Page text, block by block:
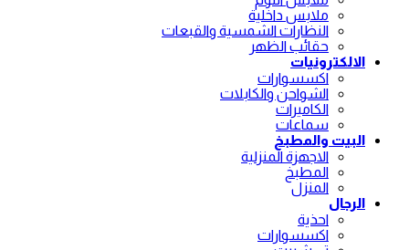
ملابس داخلية
النظارات الشمسية والقبعات
حقائب الظهر
الالكترونيات
اكسسوارات
الشواحن والكابلات
الكاميرات
سماعات
البيت والمطبخ
الاجهزة المنزلية
المطبخ
المنزل
الرجال
احذية
اكسسوارات